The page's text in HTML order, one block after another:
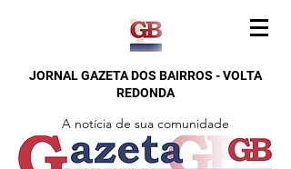
JORNAL GAZETA DOS BAIRROS - VOLTA
REDONDA
A notícia de sua comunidade